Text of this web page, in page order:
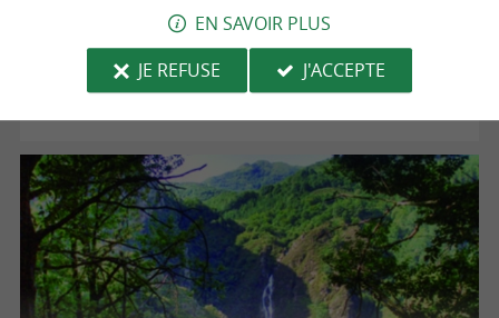
5,3 km
EN SAVOIR PLUS
JE REFUSE
J'ACCEPTE